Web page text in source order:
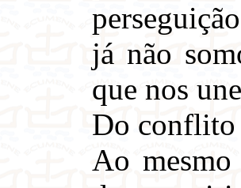
já não
que nos
Do conflito
Ao